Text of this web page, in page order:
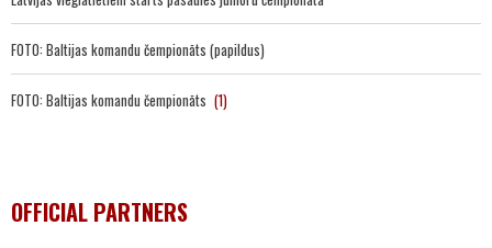
FOTO: Baltijas komandu čempionāts (papildus)
FOTO: Baltijas komandu čempionāts (1)
OFFICIAL PARTNERS